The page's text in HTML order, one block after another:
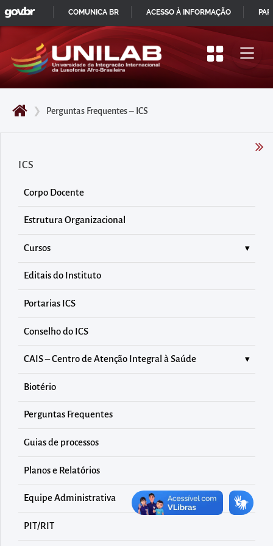
Pular
para
início
do
principal
Acessar
menu
principal
diretamente
à
área
para
realizar
buscas
diretamente
as
informações
postas
no
rodapé
❯ Perguntas Frequentes – ICS
ICS
Corpo Docente
Estrutura Organizacional
Cursos
Editais do Instituto
Portarias ICS
Conselho do ICS
CAIS – Centro de Atenção Integral à Saúde
Biotério
Perguntas Frequentes
Guias de processos
Planos e Relatórios
Equipe Administrativa
PIT/RIT
IR
PARA
CONTEÚDO
GOVBR
COMUNICA BR ACESSO À INFORMAÇÃO